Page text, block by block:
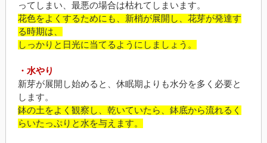
ってしまい、最悪の場合は枯れてしまいます。
花色をよくするためにも、新梢が展開し、 花芽が発達す
る時期は、
しっかりと日光に当てるようにしましょう。
・水やり
新芽が展開し始めると、休眠期よりも水分を多く必要と
します。
鉢の土をよく観察し、乾いていたら、鉢底から流れるく
らいたっぷりと水を与えます。